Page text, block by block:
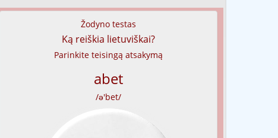
Žodyno testas
Ką reiškia lietuviškai?
Parinkite teisingą atsakymą
abet
/ə'bet/